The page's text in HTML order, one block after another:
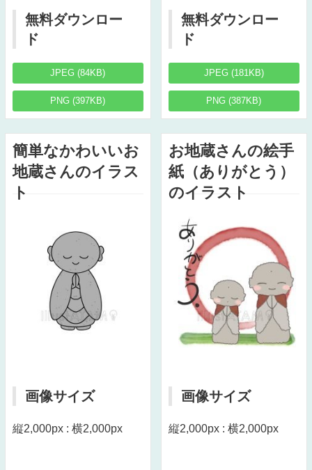
無料ダウンロー
ド
JPEG (84KB)
PNG (397KB)
無料ダウンロー
ド
JPEG (181KB)
PNG (387KB)
簡単なかわいいお
地蔵さんのイラス
ト
画像サイズ
縦2,000px : 横2,000px
お地蔵さんの絵手
紙（ありがとう）
のイラスト
画像サイズ
縦2,000px : 横2,000px